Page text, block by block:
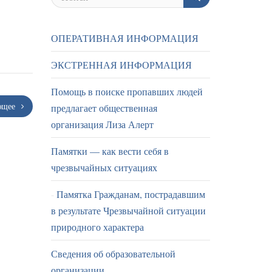
ОПЕРАТИВНАЯ ИНФОРМАЦИЯ
ЭКСТРЕННАЯ ИНФОРМАЦИЯ
Помощь в поиске пропавших людей
предлагает общественная
организация Лиза Алерт
Памятки — как вести себя в
чрезвычайных ситуациях
Памятка Гражданам, пострадавшим
в результате Чрезвычайной ситуации
природного характера
Сведения об образовательной